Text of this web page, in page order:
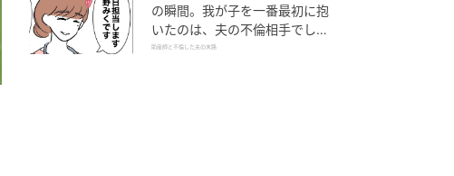
の瞬間。我が子を一番最初に抱
いたのは、夫の不倫相手でし
た。
助産師と不倫した夫の末路